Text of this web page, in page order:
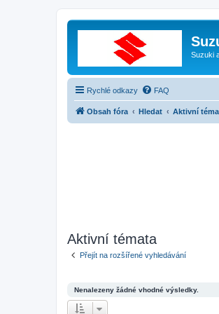
Suzuki
Rychlé odkazy FAQ
Obsah fóra Hledat Aktivní
Aktivní témata
Přejít na rozšířené vyhledávání
Nenalezeny žádné vhodné výsledky.